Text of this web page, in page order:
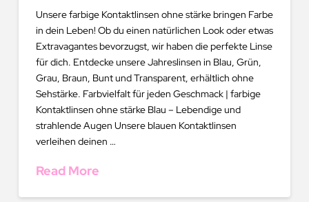
Unsere farbige Kontaktlinsen ohne stärke bringen Farbe
in dein Leben! Ob du einen natürlichen Look oder etwas
Extravagantes bevorzugst, wir haben die perfekte Linse
für dich. Entdecke unsere Jahreslinsen in Blau, Grün,
Grau, Braun, Bunt und Transparent, erhältlich ohne
Sehstärke. Farbvielfalt für jeden Geschmack | farbige
Kontaktlinsen ohne stärke Blau – Lebendige und
strahlende Augen Unsere blauen Kontaktlinsen
verleihen deinen …
Read More